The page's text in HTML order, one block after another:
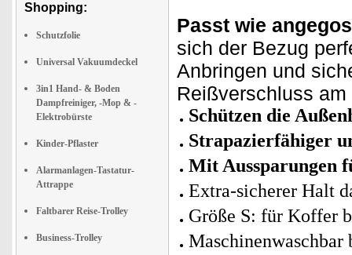
Shopping:
Schutzfolie
Universal Vakuumdeckel
3in1 Hand- & Boden
Dampfreiniger, -Mop & -
Elektrobürste
Kinder-Pflaster
Alarmanlagen-Tastatur-
Attrappe
Faltbarer Reise-Trolley
Business-Trolley
Passt wie
sich der Bezug
Anbringen und
Reißverschluss
Schützen die
Strapazierfähiger
Mit Aussparungen
Extra-sicherer Halt
Größe S: für Koffer
Maschinenwaschbar